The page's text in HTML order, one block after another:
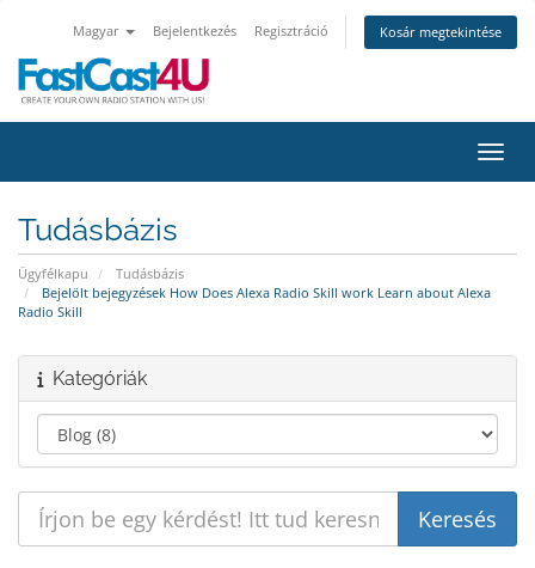
Magyar Bejelentkezés Regisztráció Kosár megtekintése
Tudásbázis
Ügyfélkapu
Tudásbázis
Bejelölt bejegyzések How Does Alexa Radio Skill work Learn about Alexa
Radio Skill
Kategóriák